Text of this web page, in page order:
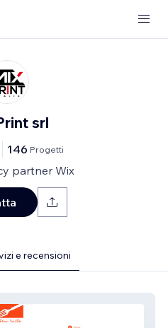
srl
146 Progetti
partner Wix
e recensioni